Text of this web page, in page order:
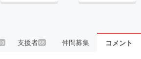
支援者66 仲間募集 コメント